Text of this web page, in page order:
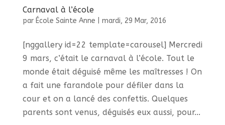
Carnaval à l’école
par École Sainte Anne mardi, 29 Mar, 2016
[nggallery id=22 template=carousel] Mercredi
9 mars, c’était le carnaval à l’école. Tout le
monde était déguisé même les maîtresses ! On
a fait une farandole pour défiler dans la
cour et on a lancé des confettis. Quelques
parents sont venus, déguisés eux aussi, pour...